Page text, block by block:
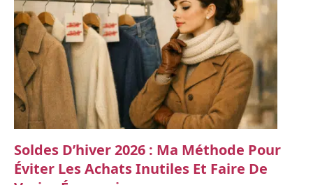
Soldes D’hiver 2026 : Ma Méthode Pour
Éviter Les Achats Inutiles Et Faire De